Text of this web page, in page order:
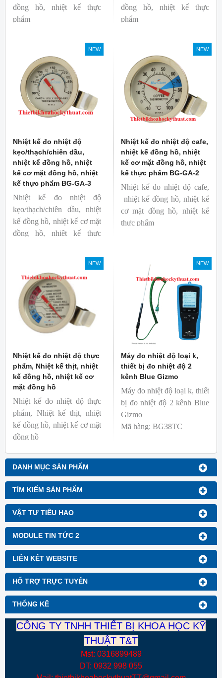
DANH MỤC SẢN PHẨM
TÌM KIẾM SẢN PHẨM
VẬT TƯ TIÊU HAO
MODULE TIN TỨC 2
LIÊN KẾT WEBSITE
HỔ TRỢ TRỰC TUYẾN
THỐNG KÊ
đồng hồ, nhiệt kế thực
phẩm
Thương hiệu: Blue Gizmo
đồng hồ, nhiệt kế thực
phẩm
Thương hiệu: Blue Gizmo
NEW
Nhiệt kế đo nhiệt độ
kẹo/thạch/chiên dầu,
nhiệt kế đồng hồ, nhiệt
kế cơ mặt đồng hồ, nhiệt
kế thực phẩm BG-GA-3
Nhiệt kế đo nhiệt độ
kẹo/thạch/chiên dầu, nhiệt
kế đồng hồ, nhiệt kế cơ mặt
đồng hồ, nhiệt kế thực
Thương hiệu: Blue Gizmo
NEW
Nhiệt kế đo nhiệt độ cafe,
nhiệt kế đồng hồ, nhiệt
kế cơ mặt đồng hồ, nhiệt
kế thực phẩm BG-GA-2
Nhiệt kế đo nhiệt độ cafe,
nhiệt kế đồng hồ, nhiệt kế
cơ mặt đồng hồ, nhiệt kế
thực phẩm
NEW
Nhiệt kế đo nhiệt độ thực
phẩm, Nhiệt kế thịt, nhiệt
kế đồng hồ, nhiệt kế cơ
mặt đồng hồ
Nhiệt kế đo nhiệt độ thực
phẩm, Nhiệt kế thịt, nhiệt
kế đồng hồ, nhiệt kế cơ mặt
đồng hồ
Thương hiệu: Blue Gizmo
NEW
Máy đo nhiệt độ loại k,
thiết bị đo nhiệt độ 2
kênh Blue Gizmo
Máy đo nhiệt độ loại k, thiết
bị đo nhiệt độ 2 kênh Blue
Gizmo
Mã hàng: BG38TC
CÔNG TY TNHH THIẾT BỊ KHOA HỌC KỸ
THUẬT T&T
Mst: 0316899489
DT: 0932 998 055